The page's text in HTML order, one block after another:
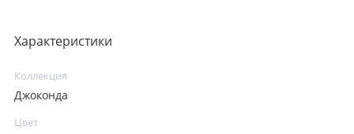
Характеристики
Коллекция
Джоконда
Цвет